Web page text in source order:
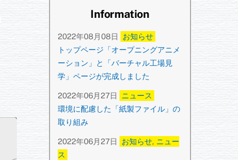
Information
2022年08月08日
お知らせ
トップページ「オープニングアニメ
ーション」と「バーチャル工場見
学」ページが完成しました
2022年06月27日
ニュース
環境に配慮した「紙製ファイル」の
取り組み
2022年06月27日 お知らせ, ニュー
ス